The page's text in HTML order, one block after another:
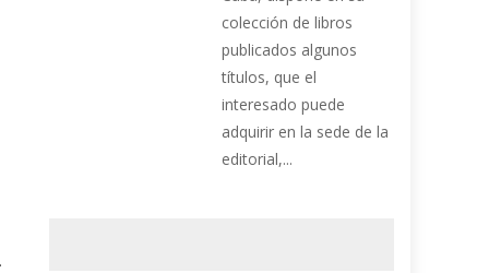
colección de libros
publicados algunos
títulos, que el
interesado puede
adquirir en la sede de la
editorial,...